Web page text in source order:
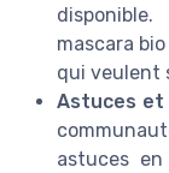
mascara
qui veulent
Astuces et
astuces